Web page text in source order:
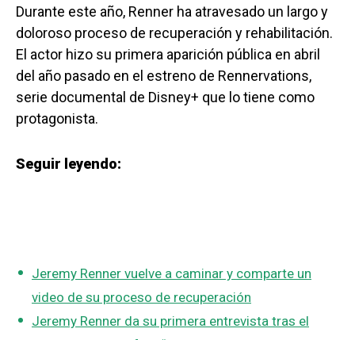
Durante este año, Renner ha atravesado un largo y
doloroso proceso de recuperación y rehabilitación.
El actor hizo su primera aparición pública en abril
del año pasado en el estreno de Rennervations,
serie documental de Disney+ que lo tiene como
protagonista.
Seguir leyendo:
Jeremy Renner vuelve a caminar y comparte un
video de su proceso de recuperación
Jeremy Renner da su primera entrevista tras el